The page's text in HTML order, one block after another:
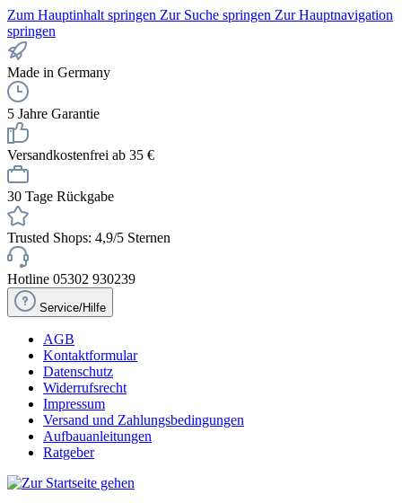
Zum Hauptinhalt springen Zur Suche springen Zur Hauptnavigation
springen
Made in Germany
5 Jahre Garantie
Versandkostenfrei ab 35 €
30 Tage Rückgabe
Trusted Shops: 4,9/5 Sternen
Hotline 05302 930239
Service/Hilfe
AGB
Kontaktformular
Datenschutz
Widerrufsrecht
Impressum
Versand und Zahlungsbedingungen
Aufbauanleitungen
Ratgeber